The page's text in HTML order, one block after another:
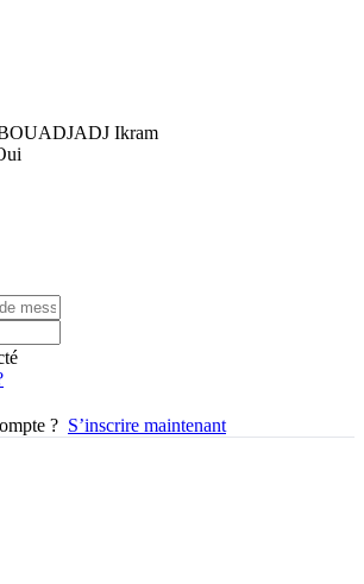
Ikram
? S’inscrire maintenant